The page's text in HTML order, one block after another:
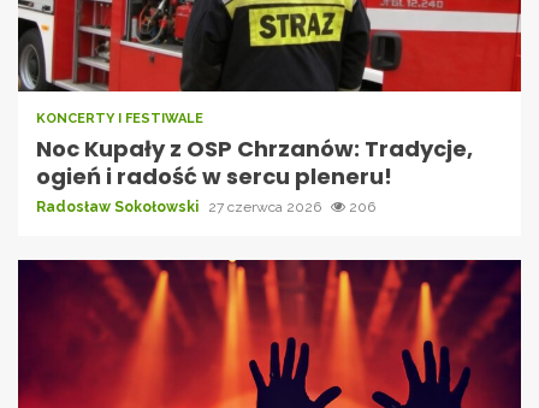
KONCERTY I FESTIWALE
Noc Kupały z OSP Chrzanów: Tradycje,
ogień i radość w sercu pleneru!
Radosław Sokołowski 27 czerwca 2026 206